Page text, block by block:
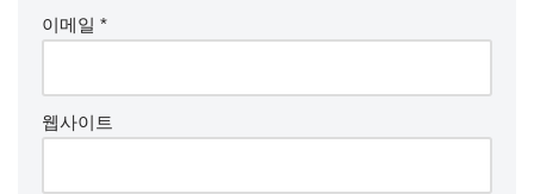
이메일 *
웹사이트